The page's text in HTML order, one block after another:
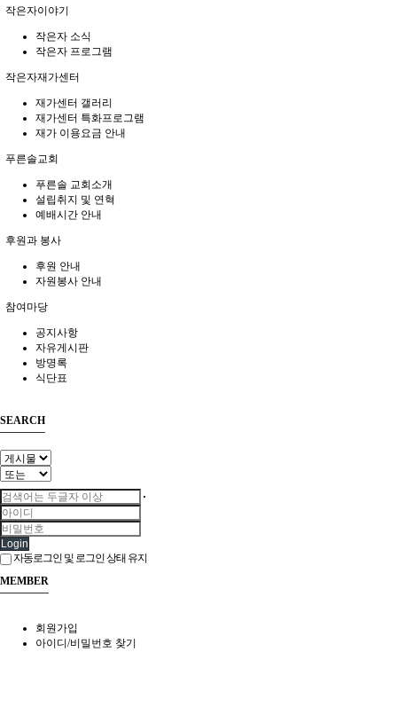
작은자이야기
작은자 소식
작은자 프로그램
작은자재가센터
재가센터 갤러리
재가센터 특화프로그램
재가 이용요금 안내
푸른솔교회
푸른솔 교회소개
설립취지 및 연혁
예배시간 안내
후원과 봉사
후원 안내
자원봉사 안내
참여마당
공지사항
자유게시판
방명록
식단표
SEARCH
Login
자동로그인 및 로그인 상태 유지
MEMBER
회원가입
아이디/비밀번호 찾기